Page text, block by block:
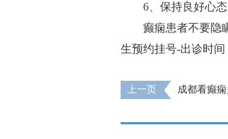
6、保持良好心态
癫痫患者不要隐
生预约挂号-出诊时间
上一页
成都看癫